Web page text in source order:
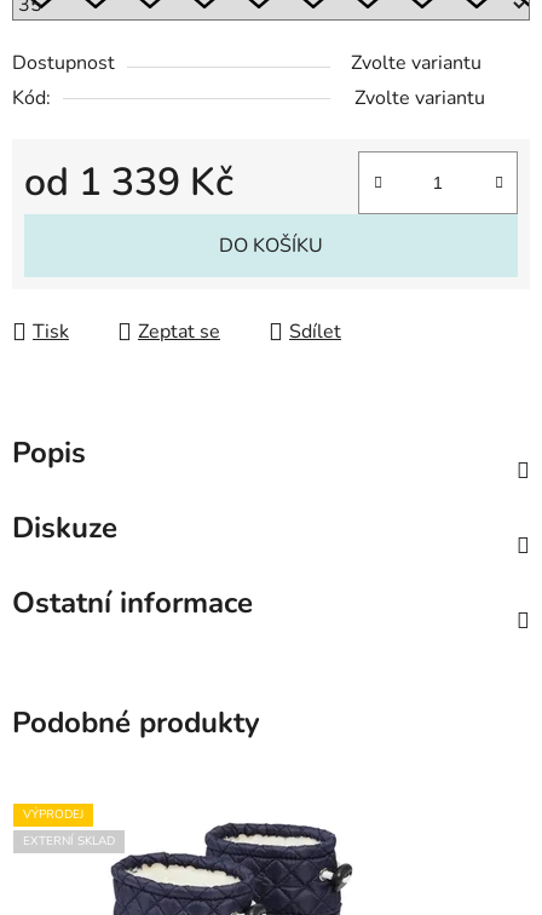
Dostupnost
Zvolte variantu
Kód:
Zvolte variantu
od 1 339 Kč
Měrná cena:
DO KOŠÍKU
Tisk Zeptat se Sdílet
Popis
Diskuze
Ostatní informace
Podobné produkty
VÝPRODEJ
EXTERNÍ SKLAD